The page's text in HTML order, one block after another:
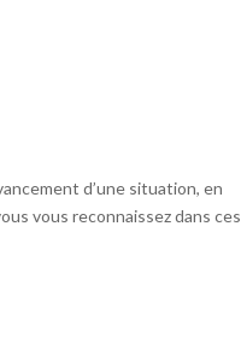
d’une situation, en
vous reconnaissez dans ces